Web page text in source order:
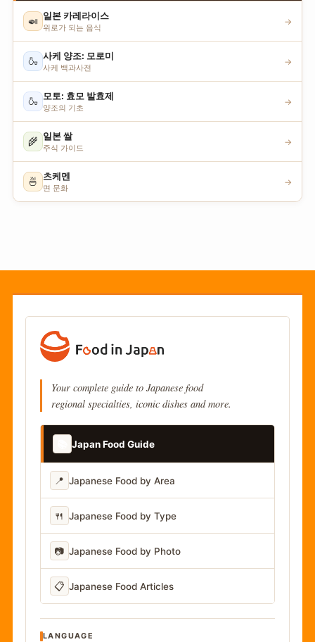
🍛 일본 카레라이스
위로가 되는 음식
→
🍶 사케 양조: 모로미
사케 백과사전
→
🍶 모토: 효모 발효제
양조의 기초
→
🌾 일본 쌀
주식 가이드
→
🍜 츠케멘
면 문화
→
Your complete guide to Japanese food
regional specialties, iconic dishes and more.
Japan Food Guide
📍 Japanese Food by Area
🍴 Japanese Food by Type
📷 Japanese Food by Photo
📋 Japanese Food Articles
LANGUAGE